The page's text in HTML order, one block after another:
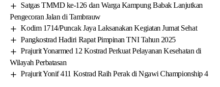
Satgas TMMD ke-126 dan Warga Kampung Babak Lanjutkan
Pengecoran Jalan di Tambrauw
Kodim 1714/Puncak Jaya Laksanakan Kegiatan Jumat Sehat
Pangkostrad Hadiri Rapat Pimpinan TNI Tahun 2025
Prajurit Yonarmed 12 Kostrad Perkuat Pelayanan Kesehatan di
Wilayah Perbatasan
Prajurit Yonif 411 Kostrad Raih Perak di Ngawi Championship 4